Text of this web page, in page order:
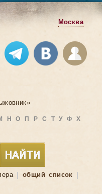
Москва
Н О П Р С Т У Ф Х
общий список